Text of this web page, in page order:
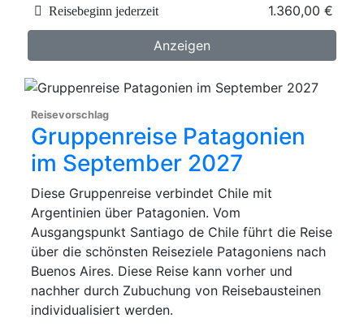
1.360,00 €
Reisebeginn jederzeit
Anzeigen
Reisevorschlag
Gruppenreise Patagonien
im September 2027
Diese Gruppenreise verbindet Chile mit
Argentinien über Patagonien. Vom
Ausgangspunkt Santiago de Chile führt die Reise
über die schönsten Reiseziele Patagoniens nach
Buenos Aires. Diese Reise kann vorher und
nachher durch Zubuchung von Reisebausteinen
individualisiert werden.